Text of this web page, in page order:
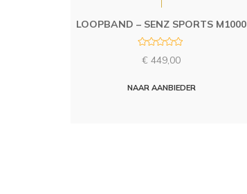
LOOPBAND – SENZ SPORTS M1000
a
d
€ 449,00
NAAR AANBIEDER